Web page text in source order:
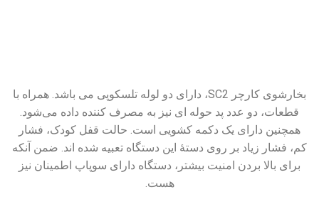
بخارشوی کارچر SC2، دارای دو لوله تلسکوپی می باشد. همراه با
قطعات، دو عدد پد حوله ای نیز به مصرف کننده داده می‌شود.
همچنین دارای یک دکمه کشویی است. حالت قفل کودک، فشار
کم، فشار زیاد بر روی دستهٔ این دستگاه تعبیه شده اند. ضمن آنکه
برای بالا بردن امنیت بیشتر، دستگاه دارای سوپاپ اطمینان نیز
هست.